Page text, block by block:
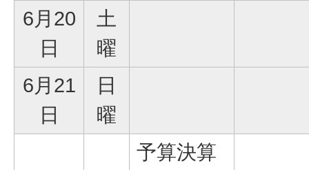
6月20
日
土
曜
6月21
日
日
曜
予算決算